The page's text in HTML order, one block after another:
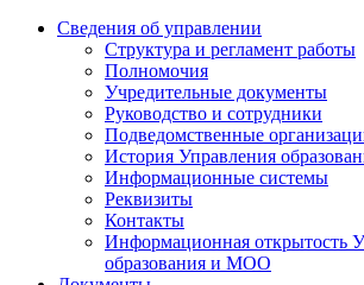
Сведения об управлении
Структура и регламент работы
Полномочия
Учредительные документы
Руководство и сотрудники
Подведомственные
История Управления
Информационные системы
Реквизиты
Контакты
Информационная открытость
образования и МОО